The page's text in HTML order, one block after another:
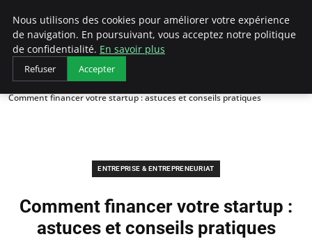
LECFCM
Accueil
Entreprise & Entrepreneuriat
Comment financer votre startup : astuces et conseils pratiques
ENTREPRISE & ENTREPRENEURIAT
Comment financer votre startup :
astuces et conseils pratiques
Nous utilisons des cookies pour améliorer votre expérience
de navigation. En poursuivant, vous acceptez notre politique
de confidentialité. En savoir plus
Refuser Accepter